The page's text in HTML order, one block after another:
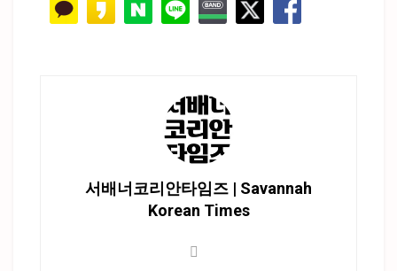
서배너코리안타임즈 | Savannah
Korean Times